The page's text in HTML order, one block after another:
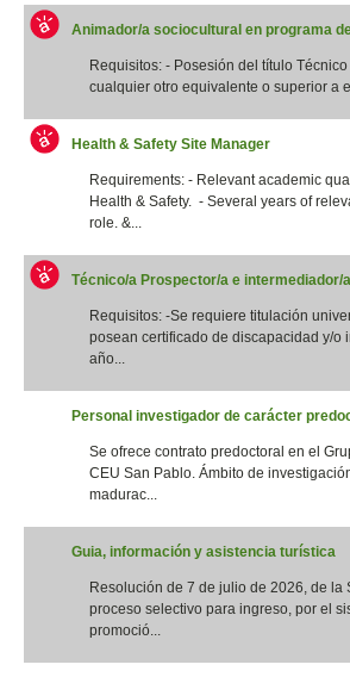
Animador/a sociocultural en programa
Requisitos: - Posesión del título
cualquier otro equivalente o superior a
Health & Safety Site Manager
Requirements: - Relevant academic
Health & Safety. - Several years of
role. &...
Técnico/a Prospector/a e
Requisitos: -Se requiere titulación
posean certificado de discapacidad y/
año...
Personal investigador de carácter
Se ofrece contrato predoctoral en el
CEU San Pablo. Ámbito de
madurac...
Guia, información y asistencia turística
Resolución de 7 de julio de 2026, de
proceso selectivo para ingreso, por el
promoció...